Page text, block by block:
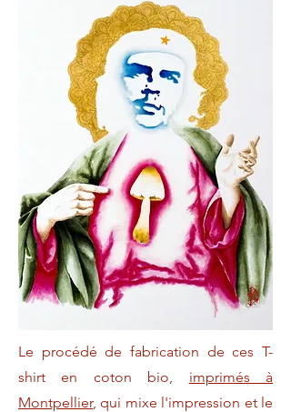
Le procédé de fabrication de ces T-
shirt en coton bio, imprimés à
Montpellier, qui mixe l'impression et le